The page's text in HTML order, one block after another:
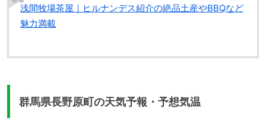
浅間牧場茶屋｜ヒルナンデス紹介の絶品土産やBBQなど
魅力満載
群馬県長野原町の天気予報・予想気温